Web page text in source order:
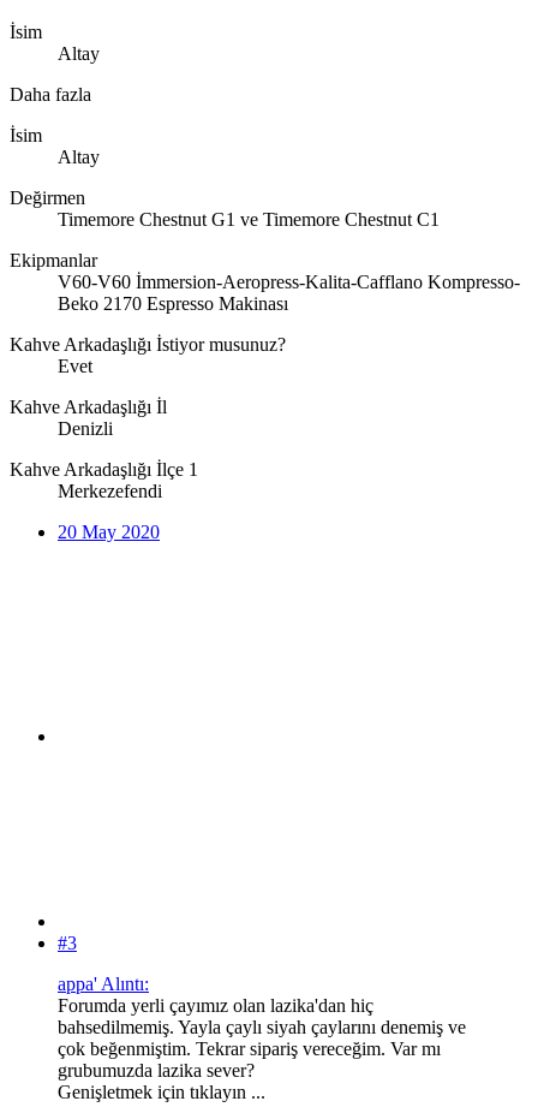
İsim
Altay
Daha fazla
İsim
Altay
Değirmen
Timemore Chestnut G1 ve Timemore Chestnut C1
Ekipmanlar
V60-V60 İmmersion-Aeropress-Kalita-Cafflano Kompresso-
Beko 2170 Espresso Makinası
Kahve Arkadaşlığı İstiyor musunuz?
Evet
Kahve Arkadaşlığı İl
Denizli
Kahve Arkadaşlığı İlçe 1
Merkezefendi
20 May 2020
#3
appa' Alıntı:
Forumda yerli çayımız olan lazika'dan hiç
bahsedilmemiş. Yayla çaylı siyah çaylarını denemiş ve
çok beğenmiştim. Tekrar sipariş vereceğim. Var mı
grubumuzda lazika sever?
Genişletmek için tıklayın ...